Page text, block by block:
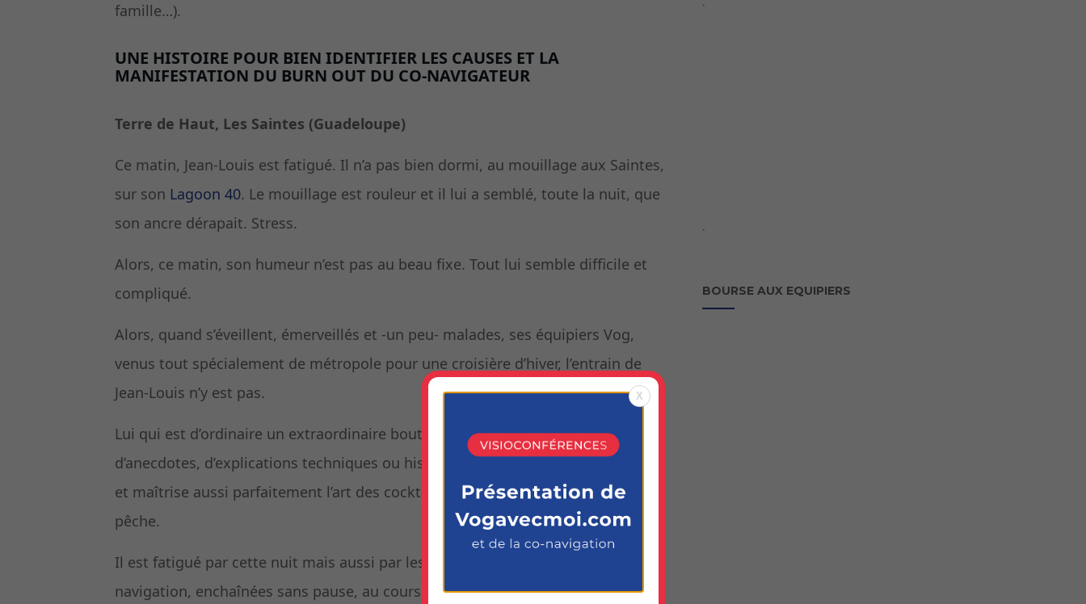
famille…).
UNE HISTOIRE POUR BIEN IDENTIFIER LES CAUSES ET LA
MANIFESTATION DU BURN OUT DU CO-NAVIGATEUR
Terre de Haut, Les Saintes (Guadeloupe)
Ce matin, Jean-Louis est fatigué. Il n’a pas bien dormi, au mouillage aux Saintes,
sur son Lagoon 40. Le mouillage est rouleur et il lui a semblé, toute la nuit, que
son ancre dérapait. Stress.
Alors, ce matin, son humeur n’est pas au beau fixe. Tout lui semble difficile et
compliqué.
Alors, quand s’éveillent, émerveillés et -un peu- malades, ses équipiers Vog,
venus tout spécialement de métropole pour une croisière d’hiver, l’entrain de
Jean-Louis n’y est pas.
Lui qui est d’ordinaire un extraordinaire boute-en-train, jamais avare
d’anecdotes, d’explications techniques ou historiques, qui pêche comme un as
et maîtrise aussi parfaitement l’art des cocktails que celui du banjo, il n’a pas la
pêche.
Il est fatigué par cette nuit mais aussi par les six précédentes semaines de co-
navigation, enchaînées sans pause, au cours desquelles il a cohabité avec plus
`
`
BOURSE AUX EQUIPIERS
X